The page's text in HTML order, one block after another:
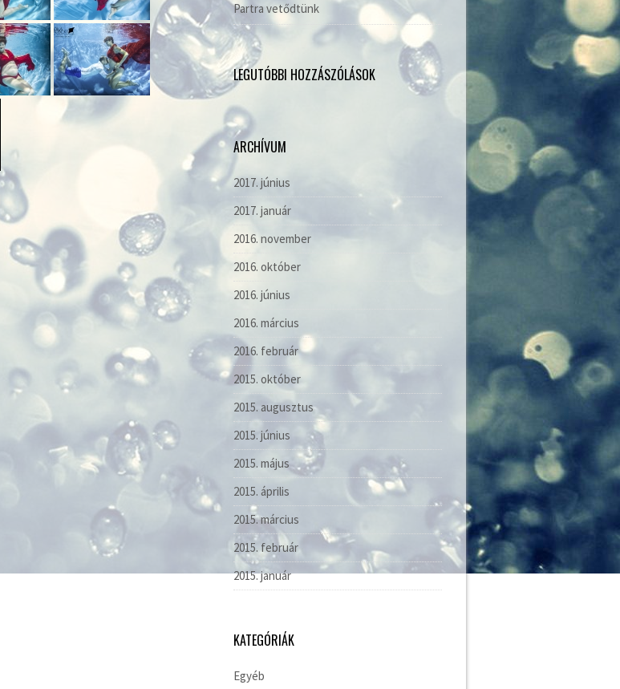
Partra vetődtünk
LEGUTÓBBI HOZZÁSZÓLÁSOK
ARCHÍVUM
2017. június
2017. január
2016. november
2016. október
2016. június
2016. március
2016. február
2015. október
2015. augusztus
2015. június
2015. május
2015. április
2015. március
2015. február
2015. január
KATEGÓRIÁK
Egyéb